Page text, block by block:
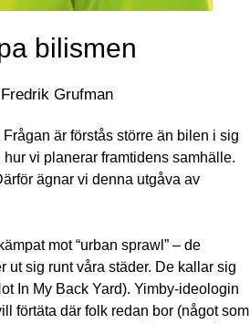
bilismen
Fredrik Grufman
är förstås större än bilen i sig
vi planerar framtidens samhälle.
ägnar vi denna utgåva av
mot “urban sprawl” – de
ut sig runt våra städer. De kallar sig
In My Back Yard). Yimby-ideologin
förtäta där folk redan bor (något som